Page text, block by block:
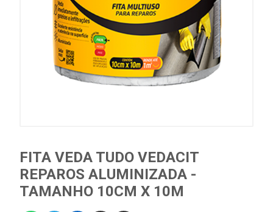
FITA VEDA TUDO VEDACIT
REPAROS ALUMINIZADA -
TAMANHO 10CM X 10M